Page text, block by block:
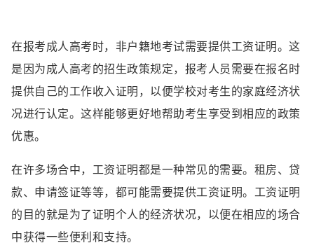
在报考成人高考时，非户籍地考试需要提供工资证明。这
是因为成人高考的招生政策规定，报考人员需要在报名时
提供自己的工作收入证明，以便学校对考生的家庭经济状
况进行认定。这样能够更好地帮助考生享受到相应的政策
优惠。
在许多场合中，工资证明都是一种常见的需要。租房、贷
款、申请签证等等，都可能需要提供工资证明。工资证明
的目的就是为了证明个人的经济状况，以便在相应的场合
中获得一些便利和支持。